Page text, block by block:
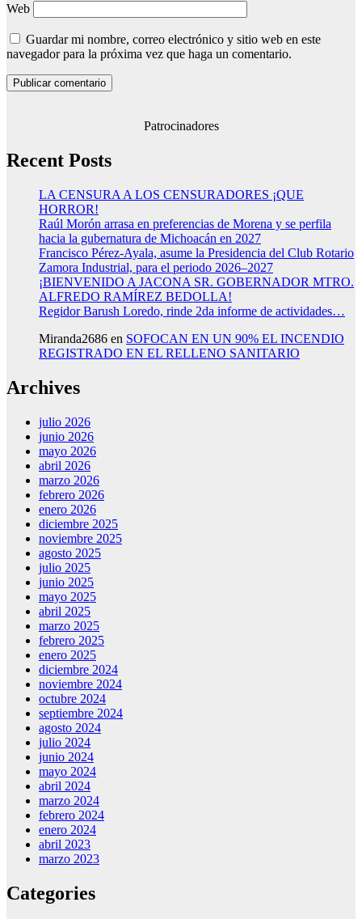
Web
Guardar mi nombre, correo electrónico y sitio web en este
navegador para la próxima vez que haga un comentario.
Patrocinadores
Recent Posts
LA CENSURA A LOS CENSURADORES ¡QUE
HORROR!
Raúl Morón arrasa en preferencias de Morena y se perfila
hacia la gubernatura de Michoacán en 2027
Francisco Pérez-Ayala, asume la Presidencia del Club Rotario
Zamora Industrial, para el periodo 2026–2027
¡BIENVENIDO A JACONA SR. GOBERNADOR MTRO.
ALFREDO RAMÍREZ BEDOLLA!
Regidor Barush Loredo, rinde 2da informe de actividades…
Miranda2686 en SOFOCAN EN UN 90% EL INCENDIO
REGISTRADO EN EL RELLENO SANITARIO
Archives
julio 2026
junio 2026
mayo 2026
abril 2026
marzo 2026
febrero 2026
enero 2026
diciembre 2025
noviembre 2025
agosto 2025
julio 2025
junio 2025
mayo 2025
abril 2025
marzo 2025
febrero 2025
enero 2025
diciembre 2024
noviembre 2024
octubre 2024
septiembre 2024
agosto 2024
julio 2024
junio 2024
mayo 2024
abril 2024
marzo 2024
febrero 2024
enero 2024
abril 2023
marzo 2023
Categories